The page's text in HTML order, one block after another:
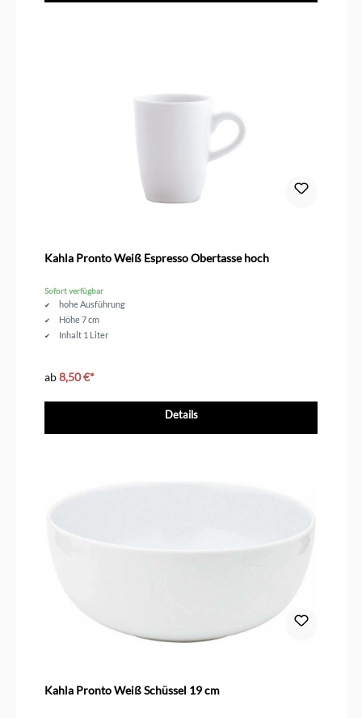
Kahla Pronto Weiß Espresso Obertasse hoch
Sofort verfügbar
hohe Ausführung
Höhe 7 cm
Inhalt 1 Liter
ab8,50 €*
Details
Kahla Pronto Weiß Schüssel 19 cm